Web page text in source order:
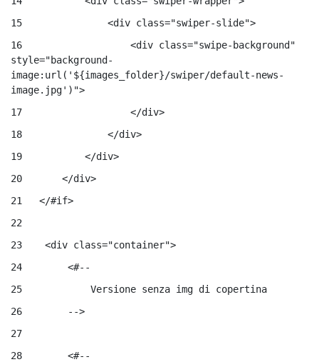
15
               <div class="swiper-slide">
16
                   <div class="swipe-background"
style="background-
image:url('${images_folder}/swiper/default-news-
image.jpg')">
17
                   </div>
18
               </div>
19
           </div>
20
       </div>
21
   </#if>
22
23
    <div class="container">
24
        <#--
25
            Versione senza img di copertina
26
        -->
27
28
        <#--